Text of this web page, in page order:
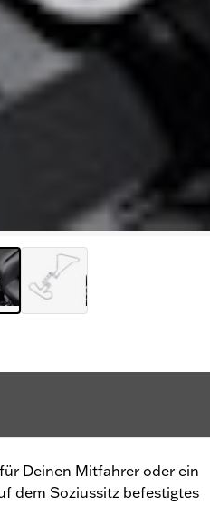
Deinen Mitfahrer oder ein
dem Soziussitz befestigtes